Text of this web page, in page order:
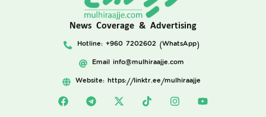
News Coverage & Advertising
Hotline: +960 7202602 (WhatsApp)
Email info@mulhiraajje.com
Website: https://linktr.ee/mulhiraajje